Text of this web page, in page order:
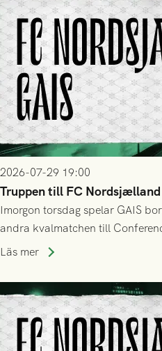
2026-07-29 19:00
Truppen till FC
Imorgon torsdag spelar GAIS
andra kvalmatchen till
Park! Fredrik Holmberg och
Läs mer